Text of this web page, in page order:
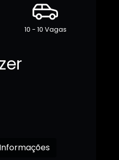
10 - 10 Vagas
Receba mais Informações